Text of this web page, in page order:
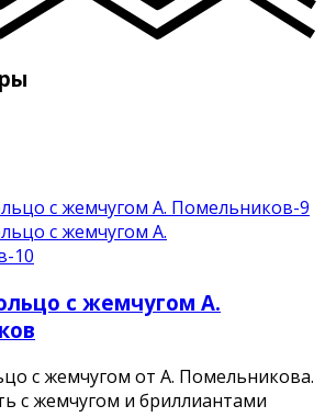
с жемчугом А.
с жемчугом от А. Помельникова.
с жемчугом и бриллиантами